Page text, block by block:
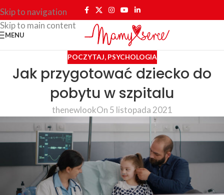
Skip to navigation
Skip to main content
MENU
POCZYTAJ, PSYCHOLOGIA
Jak przygotować dziecko do
pobytu w szpitalu
thenewlookOn 5 listopada 2021